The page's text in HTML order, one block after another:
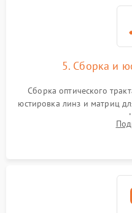
5. Сборка и
Сборка оптического
юстировка линз и матриц
и устранения
шлейфов, установка